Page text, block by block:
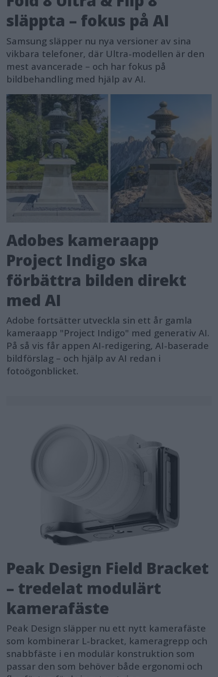
släppta – fokus på AI
Samsung släpper nu nya versioner av sina
vikbara telefoner, där Ultra-modellen är den
mest avancerade – och har fokus på
bildbehandling med hjälp av AI.
Adobes kameraapp
Project Indigo ska
förbättra bilden direkt
med AI
Adobe fortsätter utveckla sin ett år gamla
kameraapp "Project Indigo" med generativ AI.
På så vis får appen AI-redigering, AI-baserade
bildförslag – och hjälp av AI redan i
fotoögonblicket.
Peak Design Field Bracket
– tredelat modulärt
kamerafäste
Peak Design släpper nu ett nytt kamerafäste
som kombinerar L-bracket, kameragrepp och
snabbfäste i en modulär konstruktion som
passar den som behöver både ergonomi och